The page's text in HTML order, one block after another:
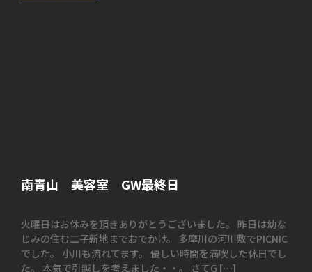
南青山 美容室 GW最終日
火曜日はお休みを頂きありがとうございました。 昨日は幼な
じみの住む二子新地までおでかけ。 多摩川の河川敷でPICNIC
でした。 小川も流れてます。 優しい時間を満喫した休日でし
た。 本気で引越しを考えました・・。 さてG […]